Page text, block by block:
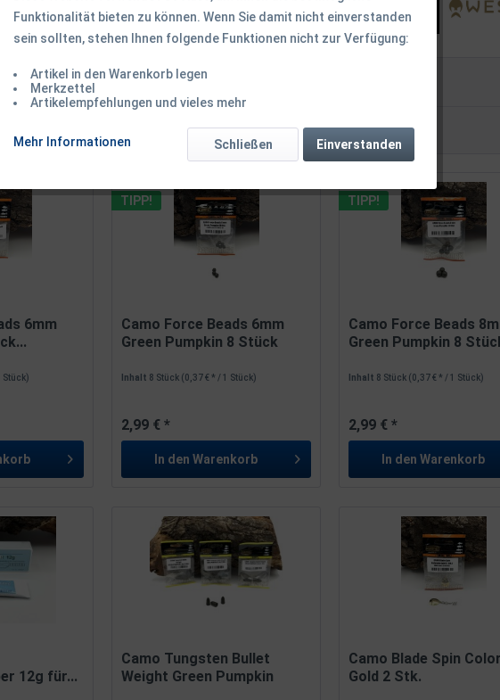
6mm
Stück)
TIPP!
Camo Force Beads 6mm
Green Pumpkin 8 Stück
Inhalt 8 Stück (0,37 € * / 1 Stück)
2,99 € *
In den Warenkorb
TIPP!
Camo Force Beads
Green Pumpkin 8
Inhalt 8 Stück (0,37 € * / 1 Stück)
2,99 € *
In den Warenkorb
12g für...
Camo Tungsten Bullet
Weight Green Pumpkin
Camo Blade Spin
Gold 2 Stk.
Funktionalität bieten zu können. Wenn Sie damit nicht einverstanden
sein sollten, stehen Ihnen folgende Funktionen nicht zur Verfügung:
Artikel in den Warenkorb legen
Merkzettel
Artikelempfehlungen und vieles mehr
Mehr Informationen Einverstanden
Schließen